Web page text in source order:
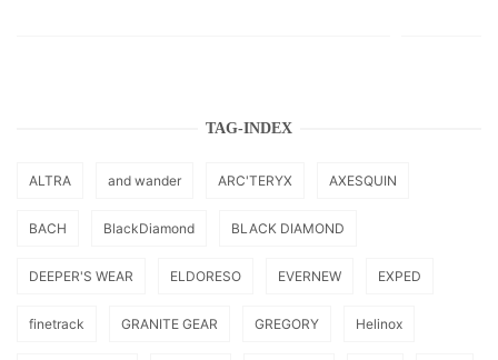
TAG-INDEX
ALTRA and wander ARC'TERYX AXESQUIN
BACH BlackDiamond BLACK DIAMOND
DEEPER'S WEAR ELDORESO EVERNEW EXPED
finetrack GRANITE GEAR GREGORY Helinox